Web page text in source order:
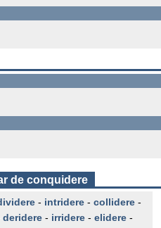
de conquidere
- intridere - collidere -
deridere - irridere - elidere -